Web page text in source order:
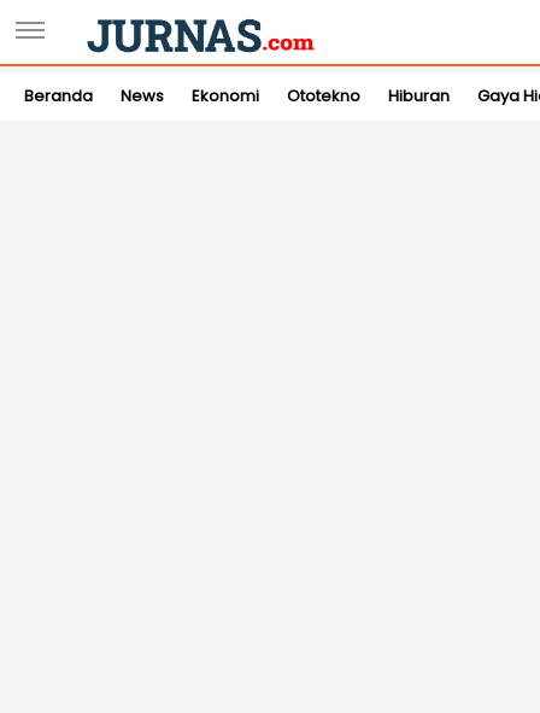
Beranda News Ekonomi Ototekno Hiburan Gaya